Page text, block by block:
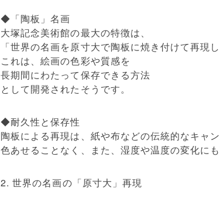
◆「陶板」名画
大塚記念美術館の最大の特徴は、
「世界の名画を原寸大で陶板に焼き付けて再現
これは、絵画の色彩や質感を
長期間にわたって保存できる方法
として開発されたそうです。
◆耐久性と保存性
陶板による再現は、紙や布などの伝統的なキャン
色あせることなく、また、湿度や温度の変化に
2. 世界の名画の「原寸大」再現